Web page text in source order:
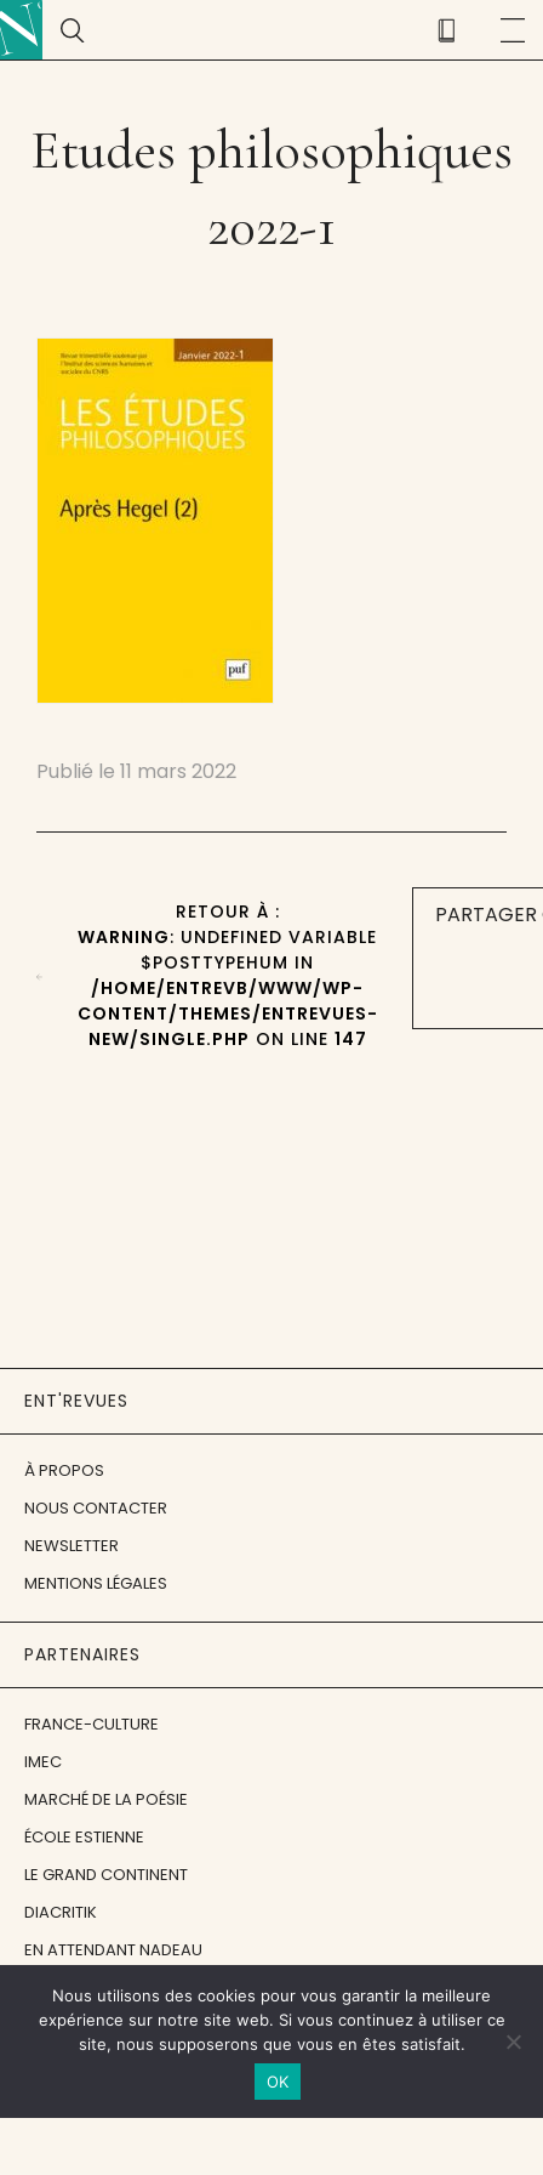
Etudes philosophiques
2022-1
Publié le 11 mars 2022
RETOUR À :
WARNING: UNDEFINED VARIABLE
$POSTTYPEHUM IN
/HOME/ENTREVB/WWW/WP-
CONTENT/THEMES/ENTREVUES-
NEW/SINGLE.PHP ON LINE 147
ENT'REVUES
À PROPOS
NOUS CONTACTER
NEWSLETTER
MENTIONS LÉGALES
PARTENAIRES
FRANCE-CULTURE
IMEC
MARCHÉ DE LA POÉSIE
ÉCOLE ESTIENNE
LE GRAND CONTINENT
DIACRITIK
EN ATTENDANT NADEAU
NOS SOUTIENS
Nous utilisons des cookies pour vous garantir la meilleure
expérience sur notre site web. Si vous continuez à utiliser ce
site, nous supposerons que vous en êtes satisfait.
OK